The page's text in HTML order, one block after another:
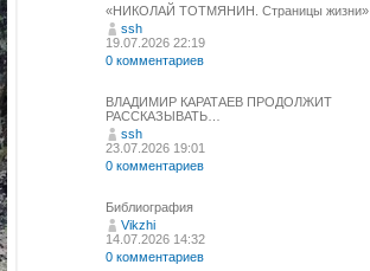
«НИКОЛАЙ ТОТМЯНИН. Страницы жизни»
ssh
19.07.2026 22:19
0 комментариев
ВЛАДИМИР КАРАТАЕВ ПРОДОЛЖИТ
РАССКАЗЫВАТЬ…
ssh
23.07.2026 19:01
0 комментариев
Библиография
Vikzhi
14.07.2026 14:32
0 комментариев